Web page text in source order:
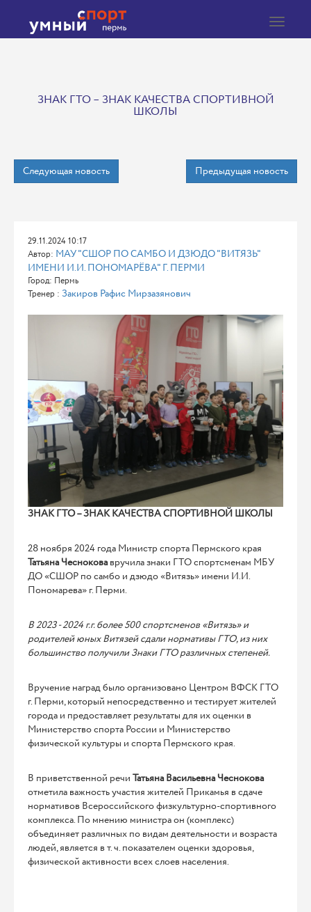
Toggle
ЗНАК ГТО – ЗНАК КАЧЕСТВА СПОРТИВНОЙ
ШКОЛЫ
Следующая новость Предыдущая новость
29.11.2024 10:17
Автор: МАУ "СШОР ПО САМБО И ДЗЮДО "ВИТЯЗЬ"
ИМЕНИ И.И. ПОНОМАРЁВА" Г. ПЕРМИ
Город: Пермь
Тренер : Закиров Рафис Мирзазянович
ЗНАК ГТО – ЗНАК КАЧЕСТВА СПОРТИВНОЙ ШКОЛЫ
28 ноября 2024 года Министр спорта Пермского края
Татьяна Чесноковавручила знаки ГТО спортсменам МБУ
ДО «СШОР по самбо и дзюдо «Витязь» имени И.И.
Пономарева» г. Перми.
В 2023 - 2024 г.г. более 500 спортсменов «Витязь» и
родителей юных Витязей сдали нормативы ГТО, из них
большинство получили Знаки ГТО различных степеней.
Вручение наград было организовано Центром ВФСК ГТО
г. Перми, который непосредственно и тестирует жителей
города и предоставляет результаты для их оценки в
Министерство спорта России и Министерство
физической культуры и спорта Пермского края.
В приветственной речи Татьяна Васильевна Чеснокова
отметила важность участия жителей Прикамья в сдаче
нормативов Всероссийского физкультурно-спортивного
комплекса. По мнению министра он (комплекс)
объединяет различных по видам деятельности и возраста
людей, является в т. ч. показателем оценки здоровья,
физической активности всех слоев населения.